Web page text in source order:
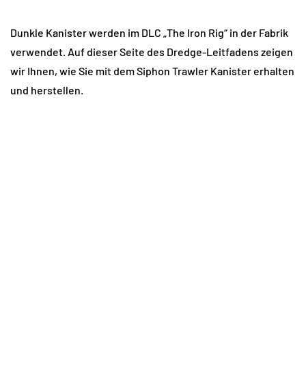
Dunkle Kanister werden im DLC „The Iron Rig“ in der Fabrik
verwendet. Auf dieser Seite des Dredge-Leitfadens zeigen
wir Ihnen, wie Sie mit dem Siphon Trawler Kanister erhalten
und herstellen.